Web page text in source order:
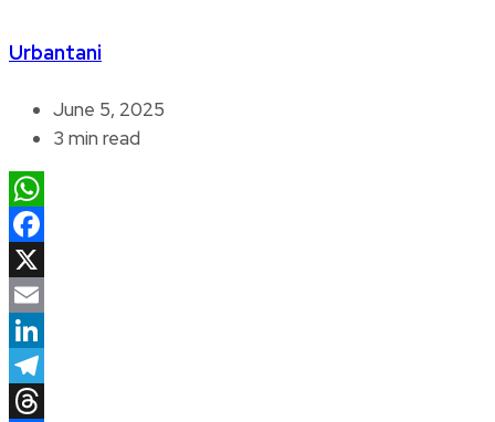
Urbantani
June 5, 2025
3 min read
WhatsApp
Facebook
X
Email
LinkedIn
Telegram